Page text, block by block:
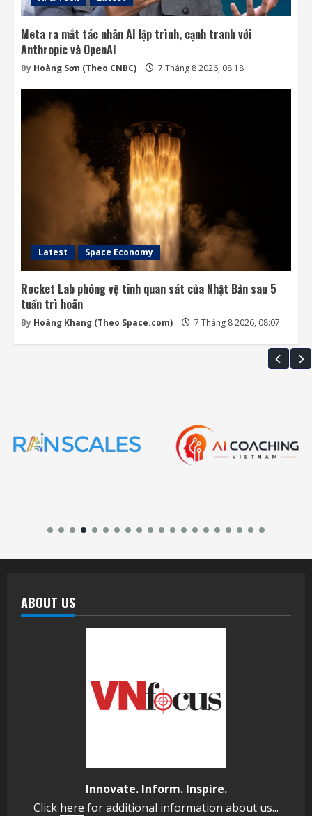
Meta ra mắt tác nhân AI lập trình, cạnh tranh với
Anthropic và OpenAI
By Hoàng Sơn (Theo CNBC) 7 Tháng 8 2026, 08:18
Latest Space Economy
Rocket Lab phóng vệ tinh quan sát của Nhật Bản sau 5
tuần trì hoãn
By Hoàng Khang (Theo Space.com) 7 Tháng 8 2026, 08:07
ABOUT US
Innovate. Inform. Inspire.
Click here for additional information about us...